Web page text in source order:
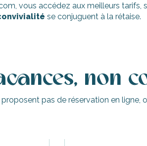
vous accédez aux meilleurs tarifs,
se conjuguent à la rétaise.
non
pas de réservation en